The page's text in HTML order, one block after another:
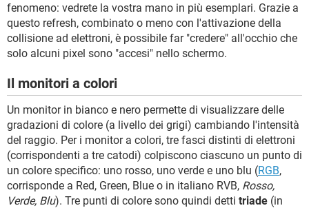
fenomeno: vedrete la vostra mano in più esemplari. Grazie a
questo refresh, combinato o meno con l'attivazione della
collisione ad elettroni, è possibile far "credere" all'occhio che
solo alcuni pixel sono "accesi" nello schermo.
Il monitori a colori
Un monitor in bianco e nero permette di visualizzare delle
gradazioni di colore (a livello dei grigi) cambiando l'intensità
del raggio. Per i monitor a colori, tre fasci distinti di elettroni
(corrispondenti a tre catodi) colpiscono ciascuno un punto di
un colore specifico: uno rosso, uno verde e uno blu (RGB,
corrisponde a Red, Green, Blue o in italiano RVB, Rosso,
Verde, Blu). Tre punti di colore sono quindi detti triade (in